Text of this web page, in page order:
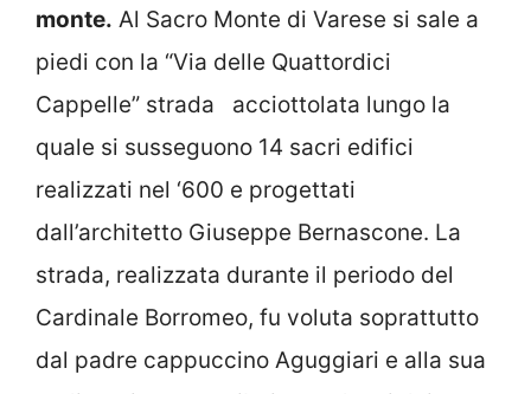
monte. Al Sacro Monte di Varese si sale a
piedi con la “Via delle Quattordici
Cappelle” strada acciottolata lungo la
quale si susseguono 14 sacri edifici
realizzati nel ‘600 e progettati
dall’architetto Giuseppe Bernascone. La
strada, realizzata durante il periodo del
Cardinale Borromeo, fu voluta soprattutto
dal padre cappuccino Aguggiari e alla sua